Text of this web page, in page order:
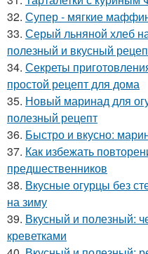
32. Супер - мягкие
33. Серый льняной хлеб
полезный и вкусный
34. Секреты
простой рецепт для дома
35. Новый маринад для
полезный рецепт
36. Быстро и вкусно:
37. Как избежать
предшественников
38. Вкусные огурцы без
на зиму
39. Вкусный и полезный:
креветками